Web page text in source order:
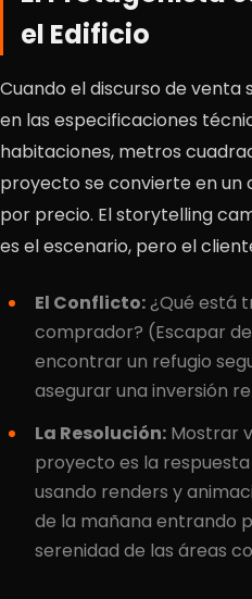
el Edificio
Cuando el discurso de
en las especificaciones
habitaciones, metros
proyecto se convierte en
por precio. El storytelling
es el escenario, pero el
El Conflicto:¿Qué está
comprador? (Escapar
encontrar un refugio
asegurar una inversión
La Resolución: Mostrar
proyecto es la
usando renders y
de la mañana entrando
serenidad de las áreas